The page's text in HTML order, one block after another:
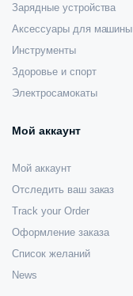
Зарядные устройства
Аксессуары для машины
Инструменты
Здоровье и спорт
Электросамокаты
Мой аккаунт
Мой аккаунт
Отследить ваш заказ
Track your Order
Оформление заказа
Список желаний
News